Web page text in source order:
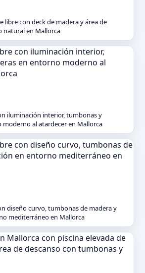
libre con deck de madera y área de
natural en Mallorca
iluminación interior, tumbonas y
moderno al atardecer en Mallorca
diseño curvo, tumbonas de madera y
mediterráneo en Mallorca